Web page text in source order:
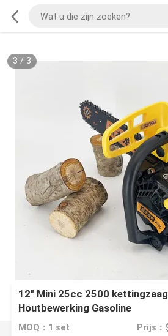
3 / 3
12" Mini 25cc 2500
Houtbewerking Gasoline
MOQ：1 set Prijs